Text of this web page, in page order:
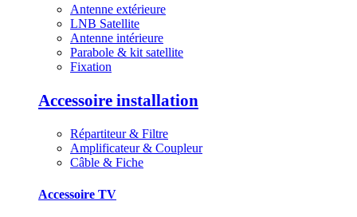
Antenne extérieure
LNB Satellite
Antenne intérieure
Parabole & kit satellite
Fixation
Accessoire installation
Répartiteur & Filtre
Amplificateur & Coupleur
Câble & Fiche
Accessoire TV